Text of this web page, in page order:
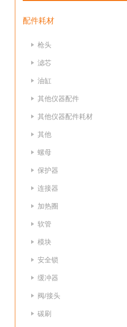
配件耗材
枪头
滤芯
油缸
其他仪器配件
其他仪器配件耗材
其他
螺母
保护器
连接器
加热圈
软管
模块
安全锁
缓冲器
阀/接头
碳刷